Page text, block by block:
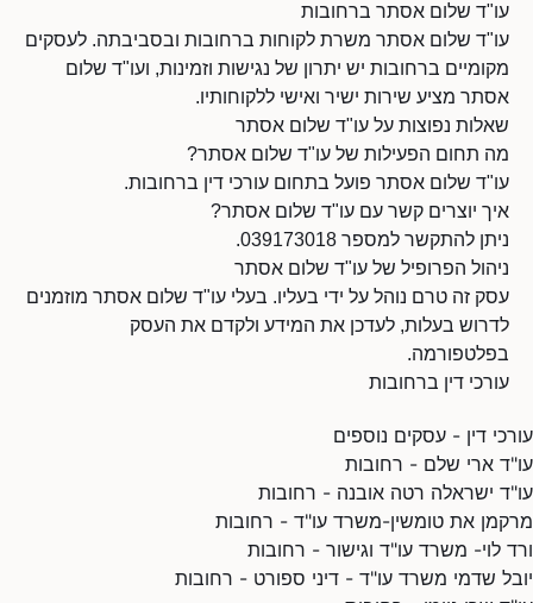
עו"ד שלום אסתר ברחובות
עו"ד שלום אסתר משרת לקוחות ברחובות ובסביבתה. לעסקים
מקומיים ברחובות יש יתרון של נגישות וזמינות, ועו"ד שלום
אסתר מציע שירות ישיר ואישי ללקוחותיו.
שאלות נפוצות על עו"ד שלום אסתר
מה תחום הפעילות של עו"ד שלום אסתר?
עו"ד שלום אסתר פועל בתחום עורכי דין ברחובות.
איך יוצרים קשר עם עו"ד שלום אסתר?
ניתן להתקשר למספר 039173018.
ניהול הפרופיל של עו"ד שלום אסתר
עסק זה טרם נוהל על ידי בעליו. בעלי עו"ד שלום אסתר מוזמנים
לדרוש בעלות, לעדכן את המידע ולקדם את העסק
בפלטפורמה.
עורכי דין ברחובות
עורכי דין - עסקים נוספים
עו"ד ארי שלם - רחובות
עו"ד ישראלה רטה אובנה - רחובות
מרקמן את טומשין-משרד עו"ד - רחובות
ורד לוי- משרד עו"ד וגישור - רחובות
יובל שדמי משרד עו"ד - דיני ספורט - רחובות